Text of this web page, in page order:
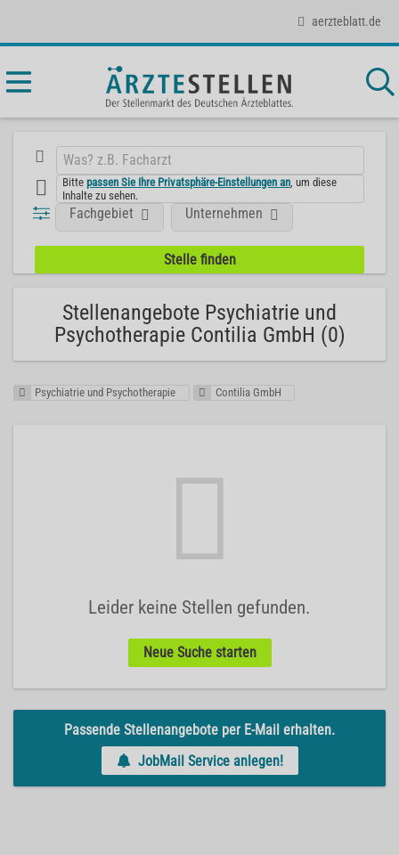
aerzteblatt.de
Bittepassen Sie Ihre Privatsphäre-Einstellungen an , um diese
Inhalte zu sehen.
Fachgebiet Unternehmen
Stellenangebote Psychiatrie und
Psychotherapie Contilia GmbH (0)
Psychiatrie und Psychotherapie Contilia GmbH
Leider keine Stellen gefunden.
Neue Suche starten
Passende Stellenangebote per E-Mail erhalten.
JobMail Service anlegen!